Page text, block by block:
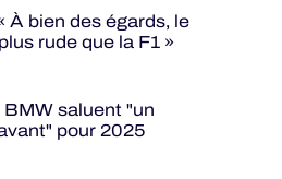
À bien des égards, le
rude que la F1 »
saluent "un
pour 2025